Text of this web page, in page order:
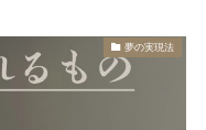
夢の実現法